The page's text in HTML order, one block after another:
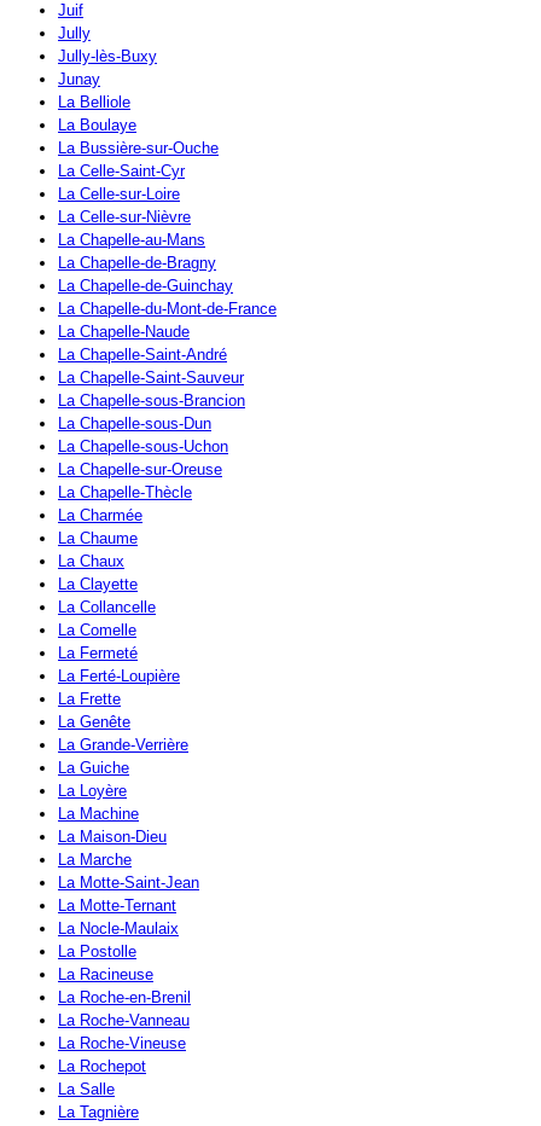
Juif
Jully
Jully-lès-Buxy
Junay
La Belliole
La Boulaye
La Bussière-sur-Ouche
La Celle-Saint-Cyr
La Celle-sur-Loire
La Celle-sur-Nièvre
La Chapelle-au-Mans
La Chapelle-de-Bragny
La Chapelle-de-Guinchay
La Chapelle-du-Mont-de-France
La Chapelle-Naude
La Chapelle-Saint-André
La Chapelle-Saint-Sauveur
La Chapelle-sous-Brancion
La Chapelle-sous-Dun
La Chapelle-sous-Uchon
La Chapelle-sur-Oreuse
La Chapelle-Thècle
La Charmée
La Chaume
La Chaux
La Clayette
La Collancelle
La Comelle
La Fermeté
La Ferté-Loupière
La Frette
La Genête
La Grande-Verrière
La Guiche
La Loyère
La Machine
La Maison-Dieu
La Marche
La Motte-Saint-Jean
La Motte-Ternant
La Nocle-Maulaix
La Postolle
La Racineuse
La Roche-en-Brenil
La Roche-Vanneau
La Roche-Vineuse
La Rochepot
La Salle
La Tagnière